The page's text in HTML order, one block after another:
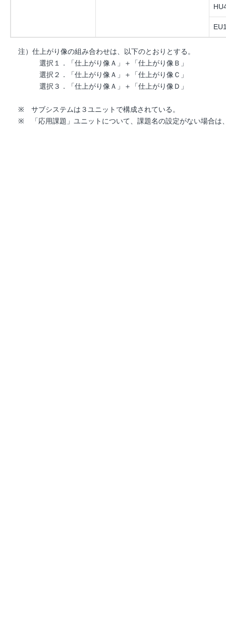
注）仕上がり像の組み合わせは、以下のとおりとする。
選択１．「仕上がり像Ａ」＋「仕上がり像Ｂ」
選択２．「仕上がり像Ａ」＋「仕上がり像Ｃ」
選択３．「仕上がり像Ａ」＋「仕上がり像Ｄ」
※ サブシステムは３ユニットで構成されている。
※ 「応用課題」ユニットについて、課題名の設定がない場合は